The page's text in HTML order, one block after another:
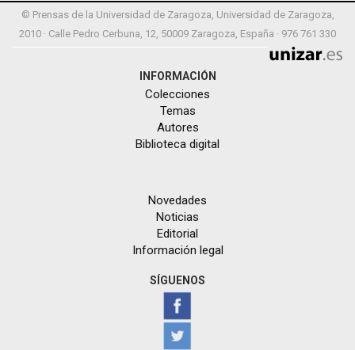
© Prensas de la Universidad de Zaragoza, Universidad de Zaragoza,
2010 · Calle Pedro Cerbuna, 12, 50009 Zaragoza, España · 976 761 330
INFORMACIÓN
Colecciones
Temas
Autores
Biblioteca digital
Novedades
Noticias
Editorial
Información legal
SÍGUENOS